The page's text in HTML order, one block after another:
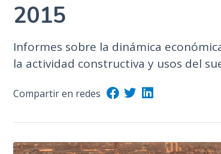
e
n
d
p
i
2015
Informes sobre la dinámica
la actividad constructiva y usos del
Compartir en redes